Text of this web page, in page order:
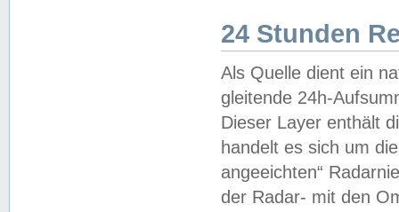
24 Stunden
Als Quelle dient ein
gleitende 24h-
Dieser Layer enthält
handelt es sich um
angeeichten“
der Radar- mit den